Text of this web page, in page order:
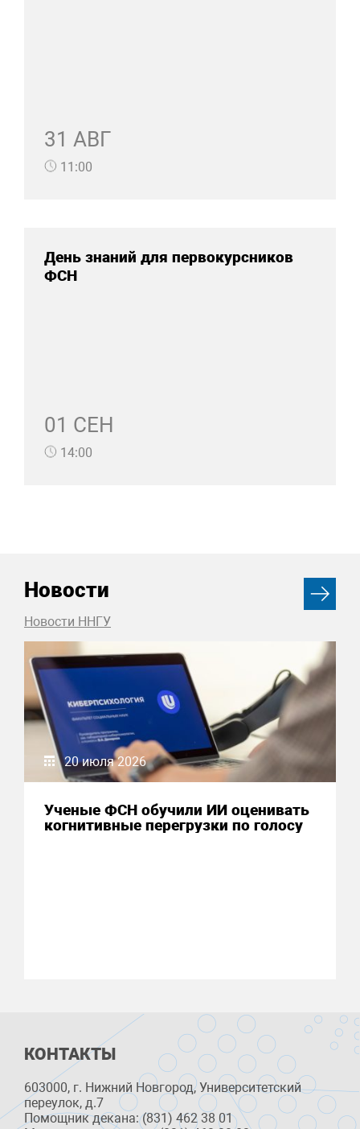
31 АВГ
11:00
День знаний для первокурсников
ФСН
01 СЕН
14:00
Новости
Новости ННГУ
20 июля 2026
Ученые ФСН обучили ИИ оценивать
когнитивные перегрузки по голосу
КОНТАКТЫ
603000, г. Нижний Новгород, Университетский
переулок, д.7
Помощник декана: (831) 462 38 01